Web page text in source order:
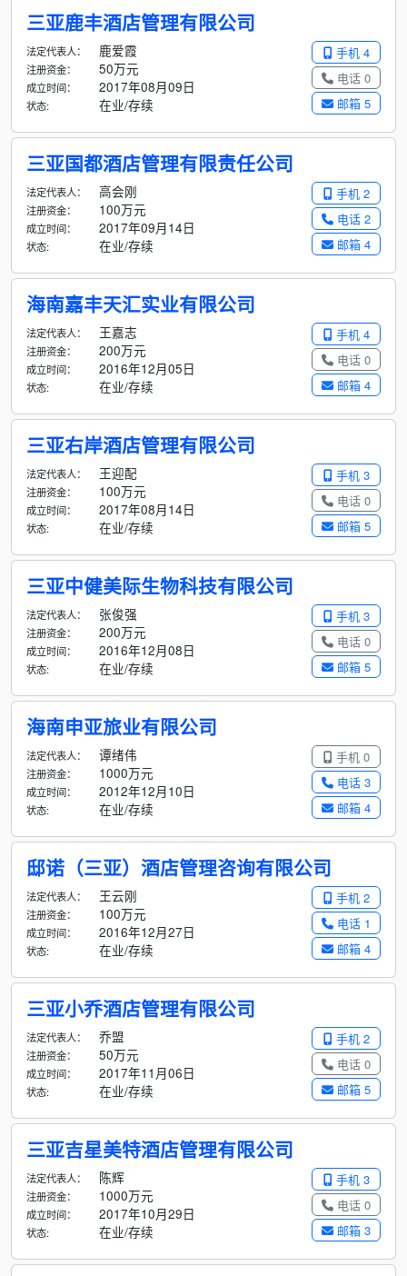
三亚鹿丰酒店管理有限公司
手机 4
电话 0
邮箱 5
法定代表人： 鹿爱霞
注册资金： 50万元
成立时间： 2017年08月09日
状态: 在业/存续
三亚国都酒店管理有限责任公司
手机 2
电话 2
邮箱 4
法定代表人： 高会刚
注册资金： 100万元
成立时间： 2017年09月14日
状态: 在业/存续
海南嘉丰天汇实业有限公司
手机 4
电话 0
邮箱 4
法定代表人： 王嘉志
注册资金： 200万元
成立时间： 2016年12月05日
状态: 在业/存续
三亚右岸酒店管理有限公司
手机 3
电话 0
邮箱 5
法定代表人： 王迎配
注册资金： 100万元
成立时间： 2017年08月14日
状态: 在业/存续
三亚中健美际生物科技有限公司
手机 3
电话 0
邮箱 5
法定代表人： 张俊强
注册资金： 200万元
成立时间： 2016年12月08日
状态: 在业/存续
海南申亚旅业有限公司
手机 0
电话 3
邮箱 4
法定代表人： 谭绪伟
注册资金： 1000万元
成立时间： 2012年12月10日
状态: 在业/存续
邸诺（三亚）酒店管理咨询有限公司
手机 2
电话 1
邮箱 4
法定代表人： 王云刚
注册资金： 100万元
成立时间： 2016年12月27日
状态: 在业/存续
三亚小乔酒店管理有限公司
手机 2
电话 0
邮箱 5
法定代表人： 乔盟
注册资金： 50万元
成立时间： 2017年11月06日
状态: 在业/存续
三亚吉星美特酒店管理有限公司
手机 3
电话 0
邮箱 3
法定代表人： 陈辉
注册资金： 1000万元
成立时间： 2017年10月29日
状态: 在业/存续